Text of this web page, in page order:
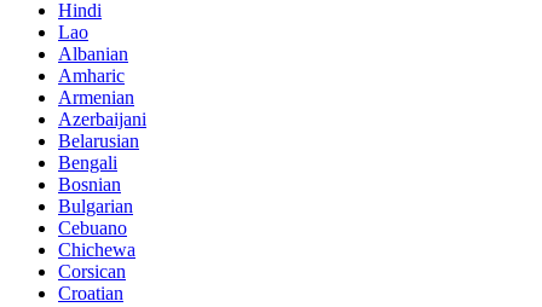
Hindi
Lao
Albanian
Amharic
Armenian
Azerbaijani
Belarusian
Bengali
Bosnian
Bulgarian
Cebuano
Chichewa
Corsican
Croatian